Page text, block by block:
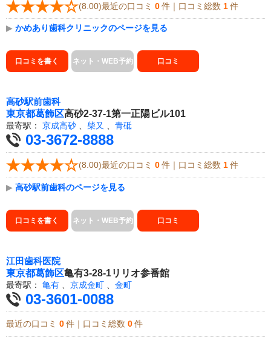
(8.00)最近の口コミ 0 件｜口コミ総数 1 件
▶ かめあり歯科クリニックのページを見る
口コミを書く ネット・WEB予約 口コミ
高砂駅前歯科
東京都葛飾区高砂2-37-1第一正陽ビル101
最寄駅： 京成高砂 柴又 青砥
03-3672-8888
(8.00)最近の口コミ 0 件｜口コミ総数 1 件
▶ 高砂駅前歯科のページを見る
口コミを書く ネット・WEB予約 口コミ
江田歯科医院
東京都葛飾区亀有3-28-1リリオ参番館
最寄駅： 亀有 京成金町 金町
03-3601-0088
最近の口コミ 0 件｜口コミ総数 0 件